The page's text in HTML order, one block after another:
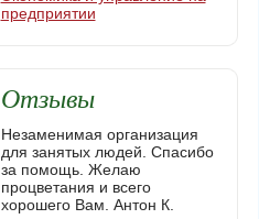
предприятии
Отзывы
Незаменимая организация
для занятых людей. Спасибо
за помощь. Желаю
процветания и всего
хорошего Вам. Антон К.